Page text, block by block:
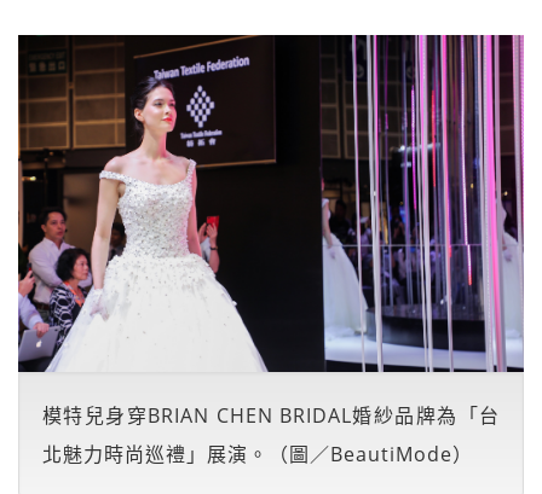
模特兒身穿BRIAN CHEN BRIDAL婚紗品牌為「台
北魅力時尚巡禮」展演。（圖／BeautiMode）